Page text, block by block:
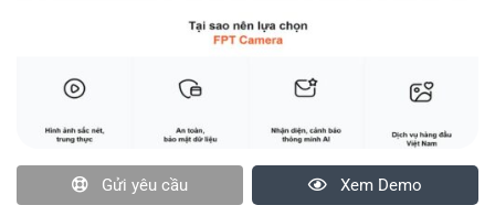
Gửi yêu cầu Xem Demo